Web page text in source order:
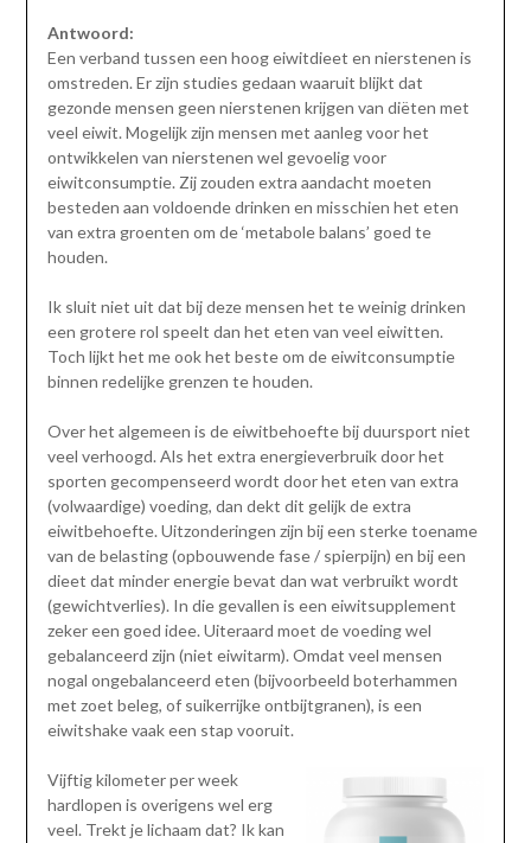
Antwoord:
Een verband tussen een hoog eiwitdieet en nierstenen is
omstreden. Er zijn studies gedaan waaruit blijkt dat
gezonde mensen geen nierstenen krijgen van diëten met
veel eiwit. Mogelijk zijn mensen met aanleg voor het
ontwikkelen van nierstenen wel gevoelig voor
eiwitconsumptie. Zij zouden extra aandacht moeten
besteden aan voldoende drinken en misschien het eten
van extra groenten om de ‘metabole balans’ goed te
houden.
Ik sluit niet uit dat bij deze mensen het te weinig drinken
een grotere rol speelt dan het eten van veel eiwitten.
Toch lijkt het me ook het beste om de eiwitconsumptie
binnen redelijke grenzen te houden.
Over het algemeen is de eiwitbehoefte bij duursport niet
veel verhoogd. Als het extra energieverbruik door het
sporten gecompenseerd wordt door het eten van extra
(volwaardige) voeding, dan dekt dit gelijk de extra
eiwitbehoefte. Uitzonderingen zijn bij een sterke toename
van de belasting (opbouwende fase / spierpijn) en bij een
dieet dat minder energie bevat dan wat verbruikt wordt
(gewichtverlies). In die gevallen is een eiwitsupplement
zeker een goed idee. Uiteraard moet de voeding wel
gebalanceerd zijn (niet eiwitarm). Omdat veel mensen
nogal ongebalanceerd eten (bijvoorbeeld boterhammen
met zoet beleg, of suikerrijke ontbijtgranen), is een
eiwitshake vaak een stap vooruit.
Vijftig kilometer per week
hardlopen is overigens wel erg
veel. Trekt je lichaam dat? Ik kan